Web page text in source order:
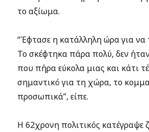
το αξίωμα.
“Έφτασε η κατάλληλη ώρα για
Το σκέφτηκα πάρα πολύ, δεν
που πήρα εύκολα μιας και κάτι
σημαντικό για τη χώρα, το
προσωπικά”, είπε.
Η 62χρονη πολιτικός κατέγραψε